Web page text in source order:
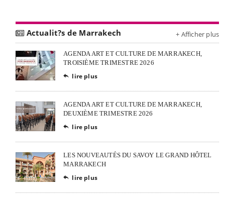
Actualit?s de Marrakech + Afficher plus
AGENDA ART ET CULTURE DE MARRAKECH,
TROISIÈME TRIMESTRE 2026
 lire plus
AGENDA ART ET CULTURE DE MARRAKECH,
DEUXIÈME TRIMESTRE 2026
 lire plus
LES NOUVEAUTÉS DU SAVOY LE GRAND HÔTEL
MARRAKECH
 lire plus